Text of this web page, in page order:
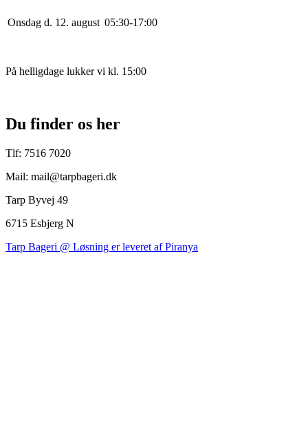
Onsdag d. 12. august 05:30-17:00
På helligdage lukker vi kl. 15:00
Du finder os her
Tlf: 7516 7020
Mail: mail@tarpbageri.dk
Tarp Byvej 49
6715 Esbjerg N
Tarp Bageri @ Løsning er leveret af Piranya